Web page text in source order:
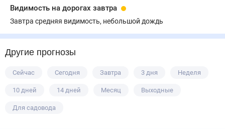
Видимость на дорогах завтра
Завтра средняя видимость, небольшой дождь
Другие прогнозы
Сейчас Сегодня Завтра 3 дня Неделя
10 дней 14 дней Месяц Выходные
Для садовода